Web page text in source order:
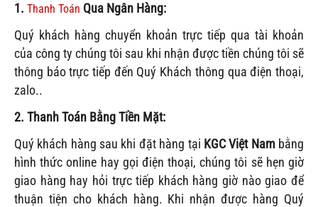
1. Thanh Toán Qua Ngân Hàng:
Quý khách hàng chuyển khoản trực tiếp qua tài khoản
của công ty chúng tôi sau khi nhận được tiền chúng tôi sẽ
thông báo trực tiếp đến Quý Khách thông qua điện thoại,
zalo..
2. Thanh Toán Bằng Tiền Mặt:
Quý khách hàng sau khi đặt hàng tại KGC Việt Nambằng
hình thức online hay gọi điện thoại, chúng tôi sẽ hẹn giờ
giao hàng hay hỏi trực tiếp khách hàng giờ nào giao để
thuận tiện cho khách hàng. Khi nhận được hàng Quý